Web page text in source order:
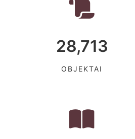
28,713
OBJEKTAI